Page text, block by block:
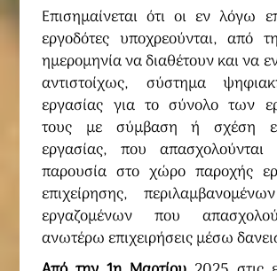
Επισημαίνεται ότι οι εν λόγω
εργοδότες υποχρεούνται, από
ημερομηνία να διαθέτουν και να
αντιστοίχως, σύστημα
εργασίας για το σύνολο των
τους με σύμβαση ή σχέση
εργασίας, που
παρουσία στο χώρο παροχής
επιχείρησης,
εργαζομένων που
ανωτέρω επιχειρήσεις μέσω